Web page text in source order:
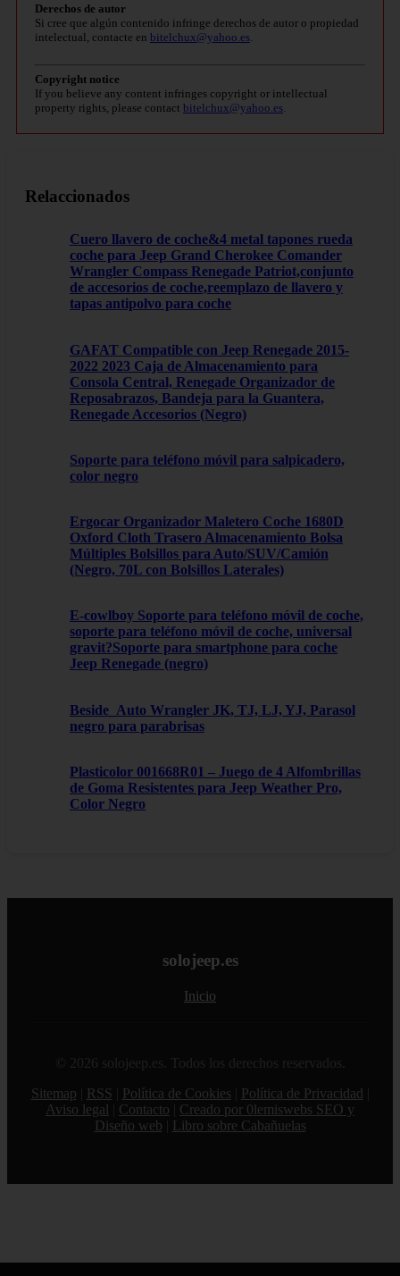
Derechos de autor
Si cree que algún contenido infringe derechos de autor o propiedad
intelectual, contacte en bitelchux@yahoo.es
Copyright notice
If you believe any content infringes copyright or intellectual
property rights, please contact bitelchux@yahoo.es
Relaccionados
Cuero llavero de coche&4 metal tapones rueda
coche para Jeep Grand Cherokee Comander
Wrangler Compass Renegade Patriot,conjunto
de accesorios de coche,reemplazo de llavero y
tapas antipolvo para coche
GAFAT Compatible con Jeep Renegade 2015-
2022 2023 Caja de Almacenamiento para
Consola Central, Renegade Organizador de
Reposabrazos, Bandeja para la Guantera,
Renegade Accesorios (Negro)
Soporte para teléfono móvil para salpicadero,
color negro
Ergocar Organizador Maletero Coche 1680D
Oxford Cloth Trasero Almacenamiento Bolsa
Múltiples Bolsillos para Auto/SUV/Camión
(Negro, 70L con Bolsillos Laterales)
E-cowlboy Soporte para teléfono móvil de coche,
soporte para teléfono móvil de coche, universal
gravit?Soporte para smartphone para coche
Jeep Renegade (negro)
Beside_Auto Wrangler JK, TJ, LJ, YJ, Parasol
negro para parabrisas
Plasticolor 001668R01 – Juego de 4 Alfombrillas
de Goma Resistentes para Jeep Weather Pro,
Color Negro
solojeep.es
Inicio
© 2026 solojeep.es. Todos los derechos reservados.
Sitemap
RSS Política de Cookies Política de Privacidad
Aviso legal
Contacto
Creado por 0lemiswebs SEO y
Diseño web
Libro sobre Cabañuelas